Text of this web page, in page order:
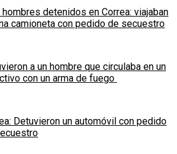
hombres detenidos en Correa: viajaban
camioneta con pedido de secuestro
a un hombre que circulaba en un
con un arma de fuego
Detuvieron un automóvil con pedido